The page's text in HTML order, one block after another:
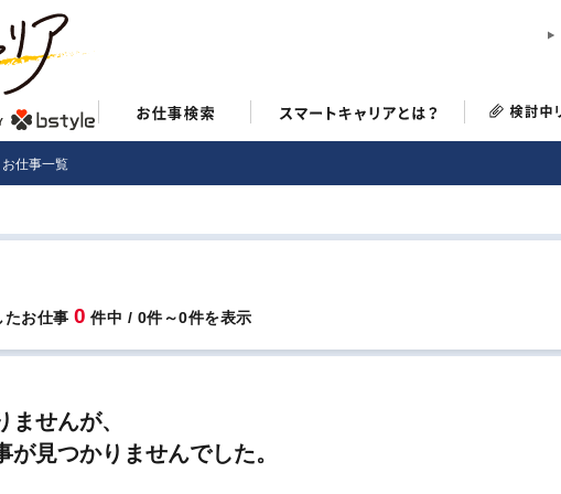
お仕事一覧
たお仕事 0 件中 / 0件～0件を表示
ませんが、
が見つかりませんでした。